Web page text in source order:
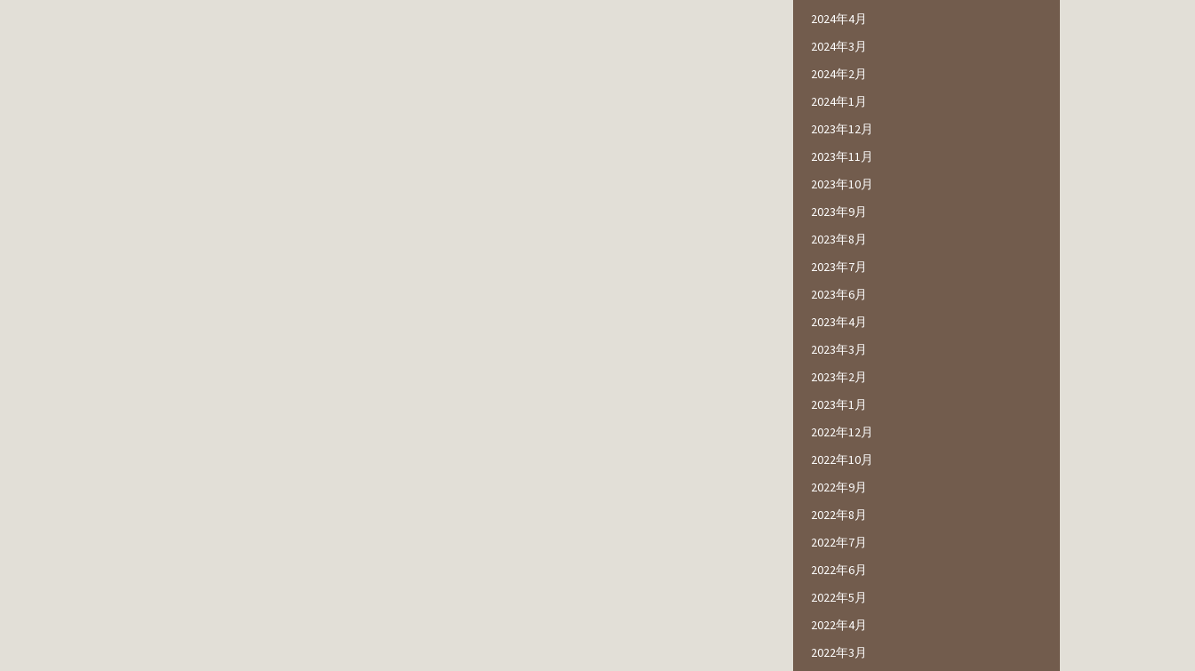
2024年4月
2024年3月
2024年2月
2024年1月
2023年12月
2023年11月
2023年10月
2023年9月
2023年8月
2023年7月
2023年6月
2023年4月
2023年3月
2023年2月
2023年1月
2022年12月
2022年10月
2022年9月
2022年8月
2022年7月
2022年6月
2022年5月
2022年4月
2022年3月